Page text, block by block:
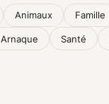
Animaux Famille
Arnaque Santé